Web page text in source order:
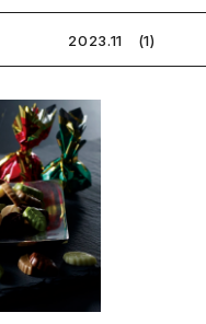
2023.11 (1)